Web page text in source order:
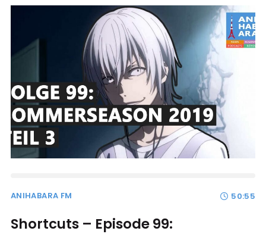
ANIHABARA FM 50:55
Shortcuts – Episode 99: